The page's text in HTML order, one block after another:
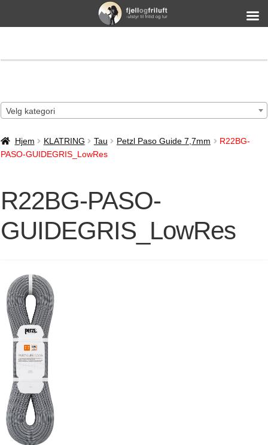
Velg kategori
Hjem KLATRING Tau Petzl Paso Guide 7,7mm
R22BG-
PASO-GUIDEGRIS_LowRes
R22BG-PASO-
GUIDEGRIS_LowRes